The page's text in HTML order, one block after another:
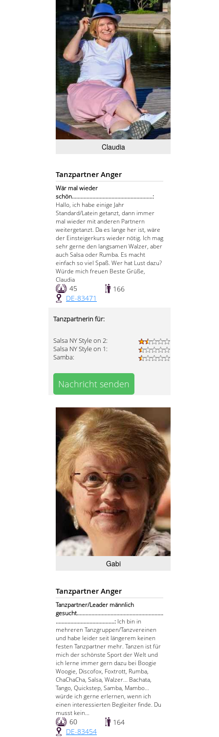
Claudia
Tanzpartner Anger
Wär mal wieder
schön.......................................................:
Hallo, ich habe einige Jahr
Standard/Latein getanzt, dann immer
mal wieder mit anderen Partnern
weitergetanzt. Da es lange her ist, wäre
der Einsteigerkurs wieder nötig. Ich mag
sehr gerne den langsamen Walzer, aber
auch Salsa oder Rumba. Es macht
einfach so viel Spaß. Wer hat Lust dazu?
Würde mich freuen Beste Grüße,
Claudia
45
166
DE-83471
Tanzpartnerin für:
Salsa NY Style on 2:
Salsa NY Style on 1:
Samba:
Nachricht senden
Gabi
Tanzpartner Anger
Tanzpartner/Leader männlich
gesucht...........................................................
........................................: Ich bin in
mehreren Tanzgruppen/Tanzvereinen
und habe leider seit längerem keinen
festen Tanzpartner mehr. Tanzen ist für
mich der schönste Sport der Welt und
ich lerne immer gern dazu bei Boogie
Woogie, Discofox, Foxtrott, Rumba,
ChaChaCha, Salsa, Walzer... Bachata,
Tango, Quickstep, Samba, Mambo...
würde ich gerne erlernen, wenn ich
einen interessierten Begleiter finde. Du
musst kein...
60
164
DE-83454